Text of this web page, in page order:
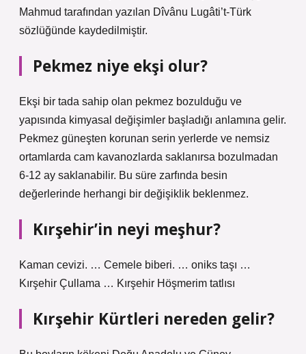
Mahmud tarafından yazılan Dîvânu Lugâti’t-Türk
sözlüğünde kaydedilmiştir.
Pekmez niye ekşi olur?
Ekşi bir tada sahip olan pekmez bozulduğu ve
yapısında kimyasal değişimler başladığı anlamına gelir.
Pekmez güneşten korunan serin yerlerde ve nemsiz
ortamlarda cam kavanozlarda saklanırsa bozulmadan
6-12 ay saklanabilir. Bu süre zarfında besin
değerlerinde herhangi bir değişiklik beklenmez.
Kırşehir’in neyi meşhur?
Kaman cevizi. … Cemele biberi. … oniks taşı …
Kırşehir Çullama … Kırşehir Höşmerim tatlısı
Kırşehir Kürtleri nereden gelir?